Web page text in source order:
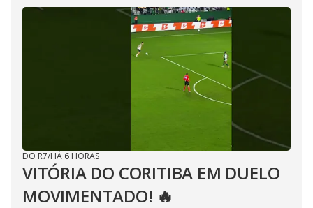
DO R7/HÁ 6 HORAS
VITÓRIA DO CORITIBA EM DUELO
MOVIMENTADO! 🔥